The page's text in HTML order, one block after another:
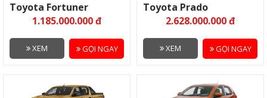
Toyota Fortuner
1.185.000.000 đ
XEM GỌI NGAY
Toyota Prado
2.628.000.000 đ
XEM GỌI NGAY